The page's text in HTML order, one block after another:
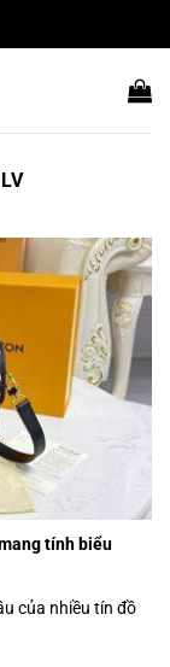
tính biểu
của nhiều tín đồ